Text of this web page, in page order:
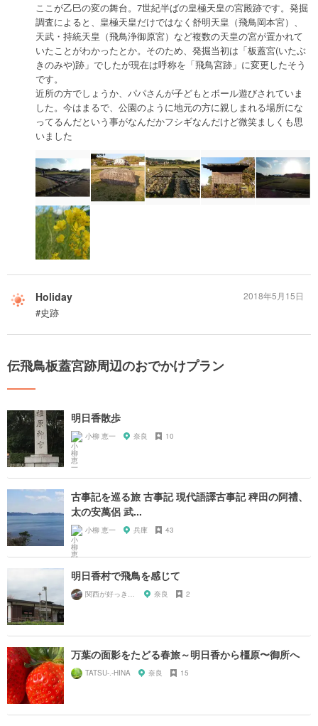
ここが乙巳の変の舞台。7世紀半ばの皇極天皇の宮殿跡です。発掘
調査によると、皇極天皇だけではなく舒明天皇（飛鳥岡本宮）、
天武・持統天皇（飛鳥浄御原宮）など複数の天皇の宮が置かれて
いたことがわかったとか。そのため、発掘当初は「板蓋宮(いたぶ
きのみや)跡」でしたが現在は呼称を「飛鳥宮跡」に変更したそう
です。
近所の方でしょうか、パパさんが子どもとボール遊びされていま
した。今はまるで、公園のように地元の方に親しまれる場所にな
ってるんだという事がなんだかフシギなんだけど微笑ましくも思
いました
Holiday
#史跡
2018年5月15日
伝飛鳥板蓋宮跡周辺のおでかけプラン
明日香散歩
小柳 恵一 奈良 10
古事記を巡る旅 古事記 現代語譯古事記 稗田の阿禮、
太の安萬侶 武...
小柳 恵一 兵庫 43
明日香村で飛鳥を感じて
関西が好っきゃねん 奈良 2
万葉の面影をたどる春旅～明日香から橿原〜御所へ
TATSU-.-HINA 奈良 15